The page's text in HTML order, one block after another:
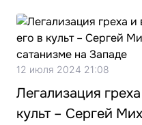
12 июля 2024 21:08
Легализация
культ – Сергей